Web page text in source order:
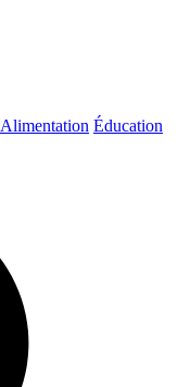
Alimentation Éducation